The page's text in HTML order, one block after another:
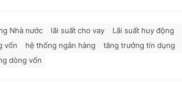
Nhà nước lãi suất cho vay Lãi suất huy động
vốn
hệ thống ngân hàng tăng trưởng tín dụng
dòng vốn